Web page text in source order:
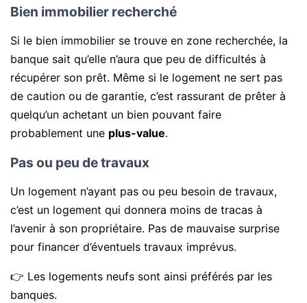
Bien immobilier recherché
Si le bien immobilier se trouve en zone recherchée, la
banque sait qu’elle n’aura que peu de difficultés à
récupérer son prêt. Même si le logement ne sert pas
de caution ou de garantie, c’est rassurant de prêter à
quelqu’un achetant un bien pouvant faire
probablement une plus-value.
Pas ou peu de travaux
Un logement n’ayant pas ou peu besoin de travaux,
c’est un logement qui donnera moins de tracas à
l’avenir à son propriétaire. Pas de mauvaise surprise
pour financer d’éventuels travaux imprévus.
👉 Les logements neufs sont ainsi préférés par les
banques.